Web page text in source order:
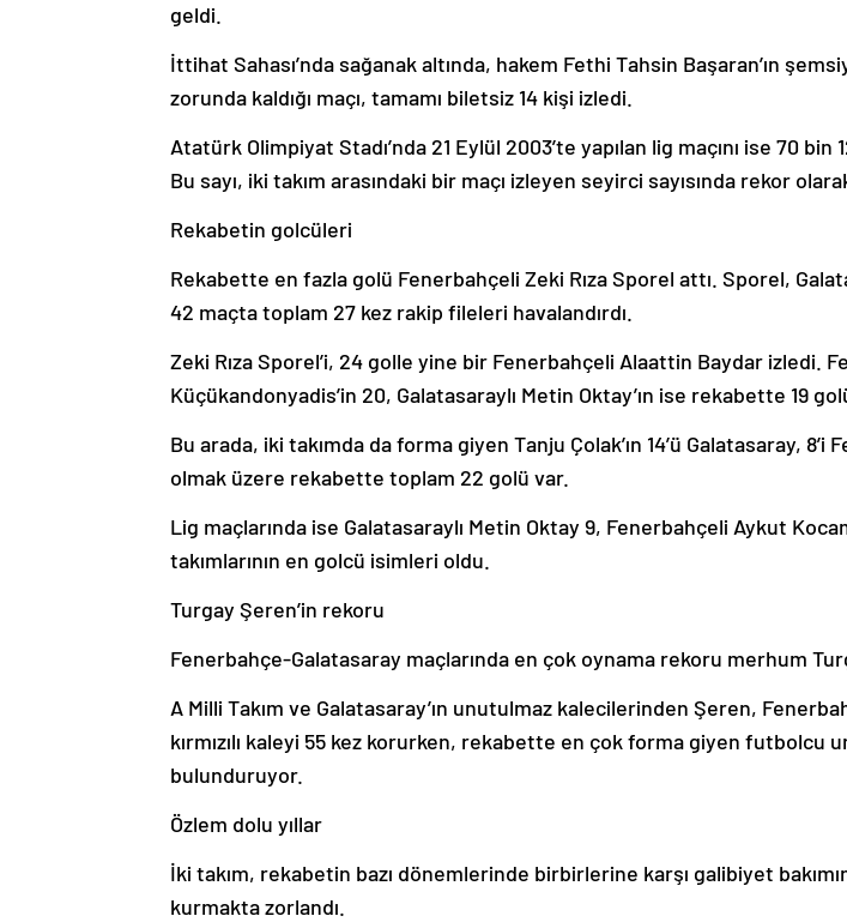
geldi.
İttihat Sahası’nda sağanak altında, hakem Fethi Tahsin Başaran’ın
zorunda kaldığı maçı, tamamı biletsiz 14 kişi izledi.
Atatürk Olimpiyat Stadı’nda 21 Eylül 2003’te yapılan lig maçını ise 70
Bu sayı, iki takım arasındaki bir maçı izleyen seyirci sayısında rekor
Rekabetin golcüleri
Rekabette en fazla golü Fenerbahçeli Zeki Rıza Sporel attı. Sporel,
42 maçta toplam 27 kez rakip fileleri havalandırdı.
Zeki Rıza Sporel’i, 24 golle yine bir Fenerbahçeli Alaattin Baydar izledi.
Küçükandonyadis’in 20, Galatasaraylı Metin Oktay’ın ise rekabette 19
Bu arada, iki takımda da forma giyen Tanju Çolak’ın 14’ü Galatasaray, 8’i
olmak üzere rekabette toplam 22 golü var.
Lig maçlarında ise Galatasaraylı Metin Oktay 9, Fenerbahçeli Aykut
takımlarının en golcü isimleri oldu.
Turgay Şeren’in rekoru
Fenerbahçe-Galatasaray maçlarında en çok oynama rekoru merhum
A Milli Takım ve Galatasaray’ın unutulmaz kalecilerinden Şeren,
kırmızılı kaleyi 55 kez korurken, rekabette en çok forma giyen futbolcu
bulunduruyor.
Özlem dolu yıllar
İki takım, rekabetin bazı dönemlerinde birbirlerine karşı galibiyet
kurmakta zorlandı.